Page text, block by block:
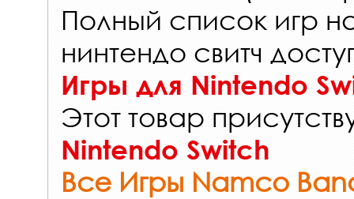
Полный список игр
нинтендо свитч
Игры для Nintendo
Этот товар
Nintendo Switch
Все Игры Namco